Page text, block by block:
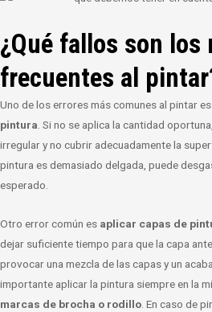
¿Qué fallos son los
frecuentes al
Uno de los errores más comunes al pintar es
pintura . Si no se aplica la cantidad
irregular y no cubrir adecuadamente la
pintura es demasiado delgada, puede
esperado.
Otro error común es aplicar capas de
dejar suficiente tiempo para que la capa
provocar una mezcla de las capas y un
importante aplicar la pintura siempre en la
marcas de brocha o rodillo. En caso de